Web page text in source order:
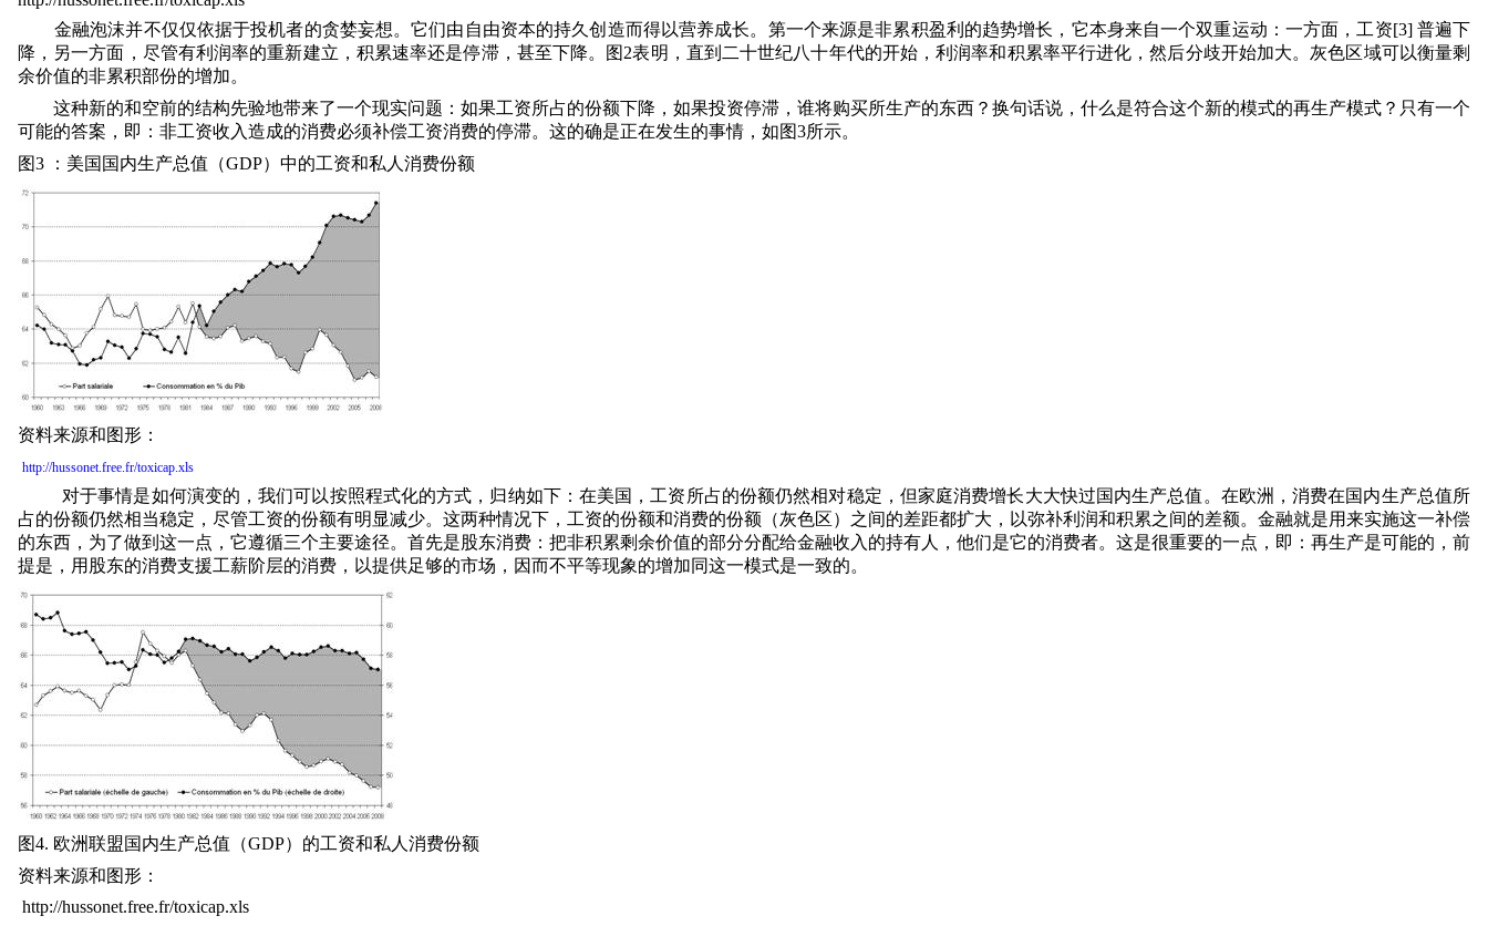
金融泡沫并不仅仅依据于投机者的贪婪妄想。它们由自由资本的持久创造而得以营养成长。第一个来源是非累积盈利的趋势增长，它本身来自一个双重运动：一方面，工资[3] 普遍下
降，另一方面，尽管有利润率的重新建立，积累速率还是停滞，甚至下降。图2表明，直到二十世纪八十年代的开始，利润率和积累率平行进化，然后分歧开始加大。灰色区域可以衡量剩
余价值的非累积部份的增加。
这种新的和空前的结构先验地带来了一个现实问题：如果工资所占的份额下降，如果投资停滞，谁将购买所生产的东西？换句话说，什么是符合这个新的模式的再生产模式？只有一个
可能的答案，即：非工资收入造成的消费必须补偿工资消费的停滞。这的确是正在发生的事情，如图3所示。
图3 ：美国国内生产总值（GDP）中的工资和私人消费份额
资料来源和图形：
http://hussonet.free.fr/toxicap.xls
对于事情是如何演变的，我们可以按照程式化的方式，归纳如下：在美国，工资所占的份额仍然相对稳定，但家庭消费增长大大快过国内生产总值。在欧洲，消费在国内生产总值所
占的份额仍然相当稳定，尽管工资的份额有明显减少。这两种情况下，工资的份额和消费的份额（灰色区）之间的差距都扩大，以弥补利润和积累之间的差额。金融就是用来实施这一补偿
的东西，为了做到这一点，它遵循三个主要途径。首先是股东消费：把非积累剩余价值的部分分配给金融收入的持有人，他们是它的消费者。这是很重要的一点，即：再生产是可能的，前
提是，用股东的消费支援工薪阶层的消费，以提供足够的市场，因而不平等现象的增加同这一模式是一致的。
图4. 欧洲联盟国内生产总值（GDP）的工资和私人消费份额
资料来源和图形：
http://hussonet.free.fr/toxicap.xls